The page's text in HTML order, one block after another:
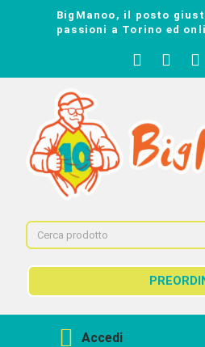
BigManoo, il posto
passioni a Torino ed
Accedi